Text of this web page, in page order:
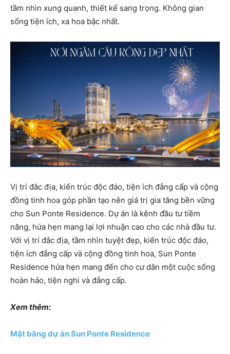
tầm nhìn xung quanh, thiết kế sang trọng. Không gian
sống tiện ích, xa hoa bậc nhất.
Vị trí đắc địa, kiến trúc độc đáo, tiện ích đẳng cấp và cộng
đồng tinh hoa góp phần tạo nên giá trị gia tăng bền vững
cho Sun Ponte Residence. Dự án là kênh đầu tư tiềm
năng, hứa hẹn mang lại lợi nhuận cao cho các nhà đầu tư.
Với vị trí đắc địa, tầm nhìn tuyệt đẹp, kiến trúc độc đáo,
tiện ích đẳng cấp và cộng đồng tinh hoa, Sun Ponte
Residence hứa hẹn mang đến cho cư dân một cuộc sống
hoàn hảo, tiện nghi và đẳng cấp.
Xem thêm:
Mặt bằng dự án Sun Ponte Residence